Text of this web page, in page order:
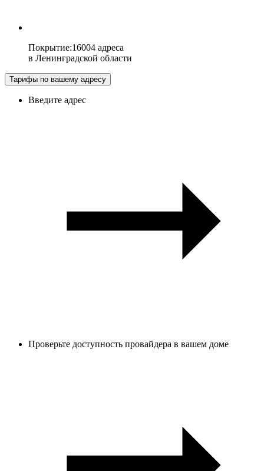
Покрытие:16004 адреса
в Ленинградской области
Тарифы по вашему адресу
Введите адрес
Проверьте доступность провайдера в вашем доме